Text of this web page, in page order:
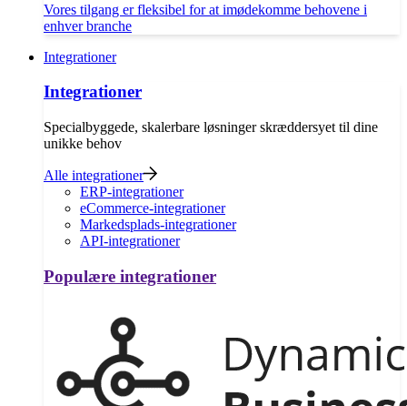
Vores tilgang er fleksibel for at imødekomme behovene i
enhver branche
Integrationer
Integrationer
Specialbyggede, skalerbare løsninger skræddersyet til dine
unikke behov
Alle integrationer
ERP-integrationer
eCommerce-integrationer
Markedsplads-integrationer
API-integrationer
Populære integrationer